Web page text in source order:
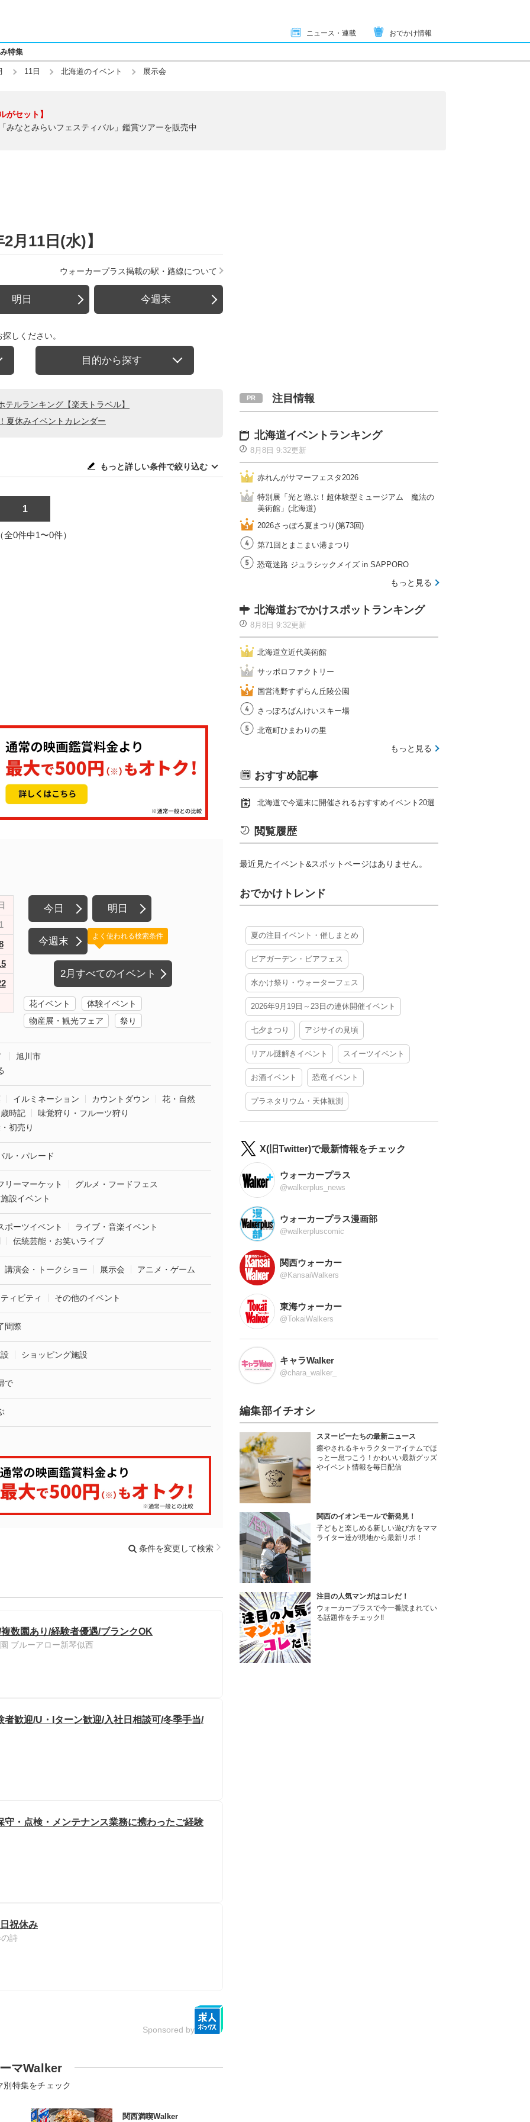
ニュース・連載 おでかけ情報
特集
11日 北海道のイベント 展示会
がセット】
みなとみらいフェスティバル」鑑賞ツアーを販売中
月11日(水)】
ウォーカープラス掲載の駅・路線について
明日 今週末
しください。
目的から探す
ルランキング【楽天トラベル】
夏休みイベントカレンダー
もっと詳しい条件で絞り込む
1
全0件中1〜0件）
今日 明日
今週末
2月すべてのイベント
よく使われる検索条件
花イベント
体験イベント
物産展・観光フェア
祭り
旭川市
イルミネーション カウントダウン
花・自然
時記
味覚狩り・フルーツ狩り
初売り
ル・パレード
リーマーケット
グルメ・フードフェス
設イベント
ポーツイベント
ライブ・音楽イベント
伝統芸能・お笑いライブ
講演会・トークショー 展示会 アニメ・ゲーム
ィビティ その他のイベント
間際
ショッピング施設
で
条件を変更して検索
数園あり/経験者優遇/ブランクOK
ブルーアロー新琴似西
歓迎/U・Iターン歓迎/入社日相談可/冬季手当/
・点検・メンテナンス業務に携わったご経験
祝休み
詩
Sponsored by
マWalker
別特集をチェック
関西満喫Walker
注目情報
北海道イベントランキング
8月8日 9:32更新
赤れんがサマーフェスタ2026
特別展「光と遊ぶ！超体験型ミュージアム 魔法の
美術館」(北海道)
2026さっぽろ夏まつり(第73回)
第71回とまこまい港まつり
恐竜迷路 ジュラシックメイズ in SAPPORO
もっと見る
北海道おでかけスポットランキング
8月8日 9:32更新
北海道立近代美術館
サッポロファクトリー
国営滝野すずらん丘陵公園
さっぽろばんけいスキー場
北竜町ひまわりの里
もっと見る
おすすめ記事
北海道で今週末に開催されるおすすめイベント20選
閲覧履歴
最近見たイベント&スポットページはありません。
おでかけトレンド
夏の注目イベント・催しまとめ
ビアガーデン・ビアフェス
水かけ祭り・ウォーターフェス
2026年9月19日～23日の連休開催イベント
七夕まつり アジサイの見頃
リアル謎解きイベント スイーツイベント
お酒イベント 恐竜イベント
プラネタリウム・天体観測
X(旧Twitter)で最新情報をチェック
ウォーカープラス
@walkerplus_news
ウォーカープラス漫画部
@walkerpluscomic
関西ウォーカー
@KansaiWalkers
東海ウォーカー
@TokaiWalkers
キャラWalker
@chara_walker_
編集部イチオシ
スヌーピーたちの最新ニュース
癒やされるキャラクターアイテムでほ
っと一息つこう！かわいい最新グッズ
やイベント情報を毎日配信
関西のイオンモールで新発見！
子どもと楽しめる新しい遊び方をママ
ライター達が現地から最新リポ！
注目の人気マンガはコレだ！
ウォーカープラスで今一番読まれてい
る話題作をチェック!!